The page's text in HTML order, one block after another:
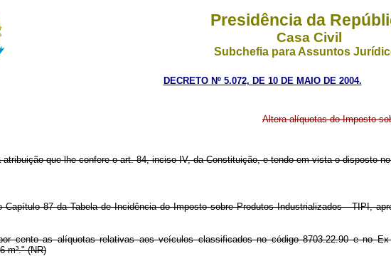
Presidência da
Casa Civil
Subchefia para Assuntos
DECRETO Nº 5.072, DE 10 DE MAIO DE 2004.
Altera alíquotas do Imposto
atribuição que lhe confere o art. 84, inciso IV, da Constituição, e tendo em vista o disposto
Capítulo 87 da Tabela de Incidência do Imposto sobre Produtos Industrializados - TIPI,
cento as alíquotas relativas aos veículos classificados no código 8703.22.90 e no
m³." (NR)